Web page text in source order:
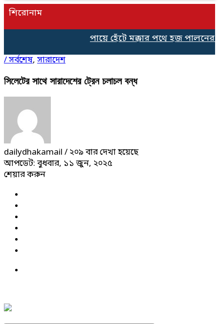
শিরোনাম
পায়ে হেঁটে মক্কার পথে হজ পালনের
/সর্বশেষ, সারাদেশ
সিলেটের সাথে সারাদেশের ট্রেন চলাচল বন্ধ
dailydhakamail / ২০৯ বার দেখা হয়েছে
আপডেট: বুধবার, ১১ জুন, ২০২৫
শেয়ার করুন